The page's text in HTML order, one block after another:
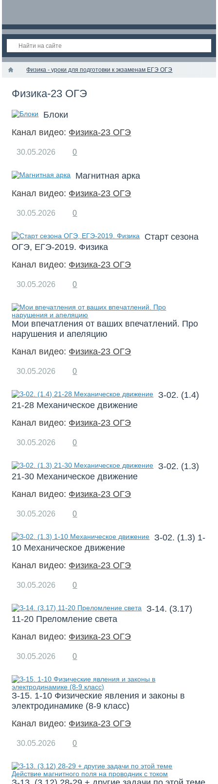
Физика - уроки для подготовки к экзаменам ЕГЭ ОГЭ
Физика-23 ОГЭ
Блоки
Канал видео: Физика-23 ОГЭ
30.05.2026 0
Магнитная арка
Канал видео: Физика-23 ОГЭ
30.05.2026 0
Старт сезона
ОГЭ, ЕГЭ-2019. Физика
Канал видео: Физика-23 ОГЭ
30.05.2026 0
Мои впечатления от ваших впечатлений. Про
нарушения и апеляцию
Канал видео: Физика-23 ОГЭ
30.05.2026 0
З-02. (1.4)
21-28 Механическое движение
Канал видео: Физика-23 ОГЭ
30.05.2026 0
З-02. (1.3)
21-30 Механическое движение
Канал видео: Физика-23 ОГЭ
30.05.2026 0
З-02. (1.3) 1-
10 Механическое движение
Канал видео: Физика-23 ОГЭ
30.05.2026 0
З-14. (3.17)
11-20 Преломление света
Канал видео: Физика-23 ОГЭ
30.05.2026 0
З-15. 1-10 Физические явления и законы в
электродинамике (8-9 класс)
Канал видео: Физика-23 ОГЭ
30.05.2026 0